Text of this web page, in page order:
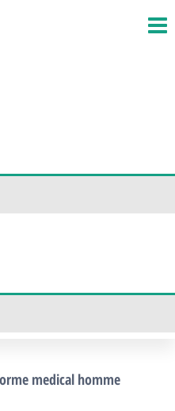
medical homme